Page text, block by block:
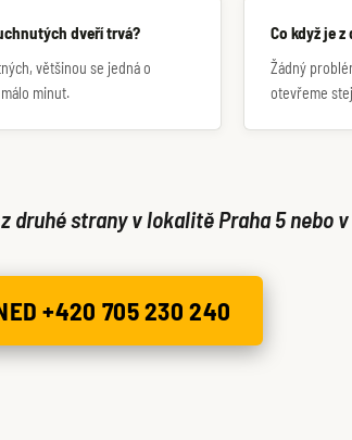
dveří trvá?
většinou se jedná o
minut.
Co když je
Žádný
otevřeme
druhé strany v lokalitě Praha 5 nebo
+420 705 230 240